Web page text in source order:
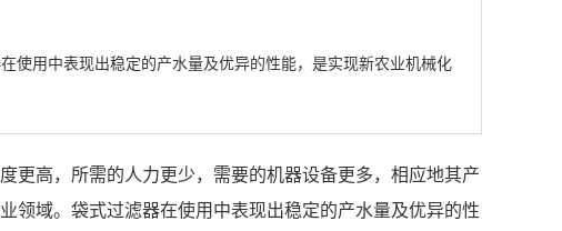
使用中表现出稳定的产水量及优异的性能，是实现新农业机械化
更高，所需的人力更少，需要的机器设备更多，相应地其产
领域。袋式过滤器在使用中表现出稳定的产水量及优异的性